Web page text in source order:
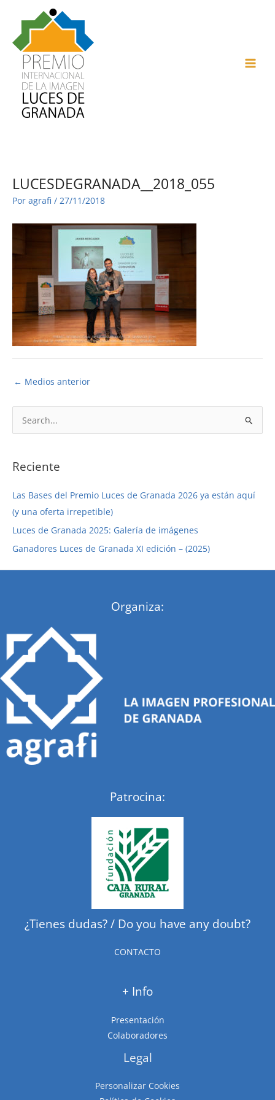
contenido
LUCESDEGRANADA__2018_055
Por agrafi / 27/11/2018
← Medios anterior
u
c
r
p
o
r
Reciente
Las Bases del Premio Luces de Granada 2026 ya están aquí
(y una oferta irrepetible)
Luces de Granada 2025: Galería de imágenes
Ganadores Luces de Granada XI edición – (2025)
Organiza:
Patrocina:
¿Tienes dudas? / Do you have any doubt?
CONTACTO
+ Info
Presentación
Colaboradores
Legal
Personalizar Cookies